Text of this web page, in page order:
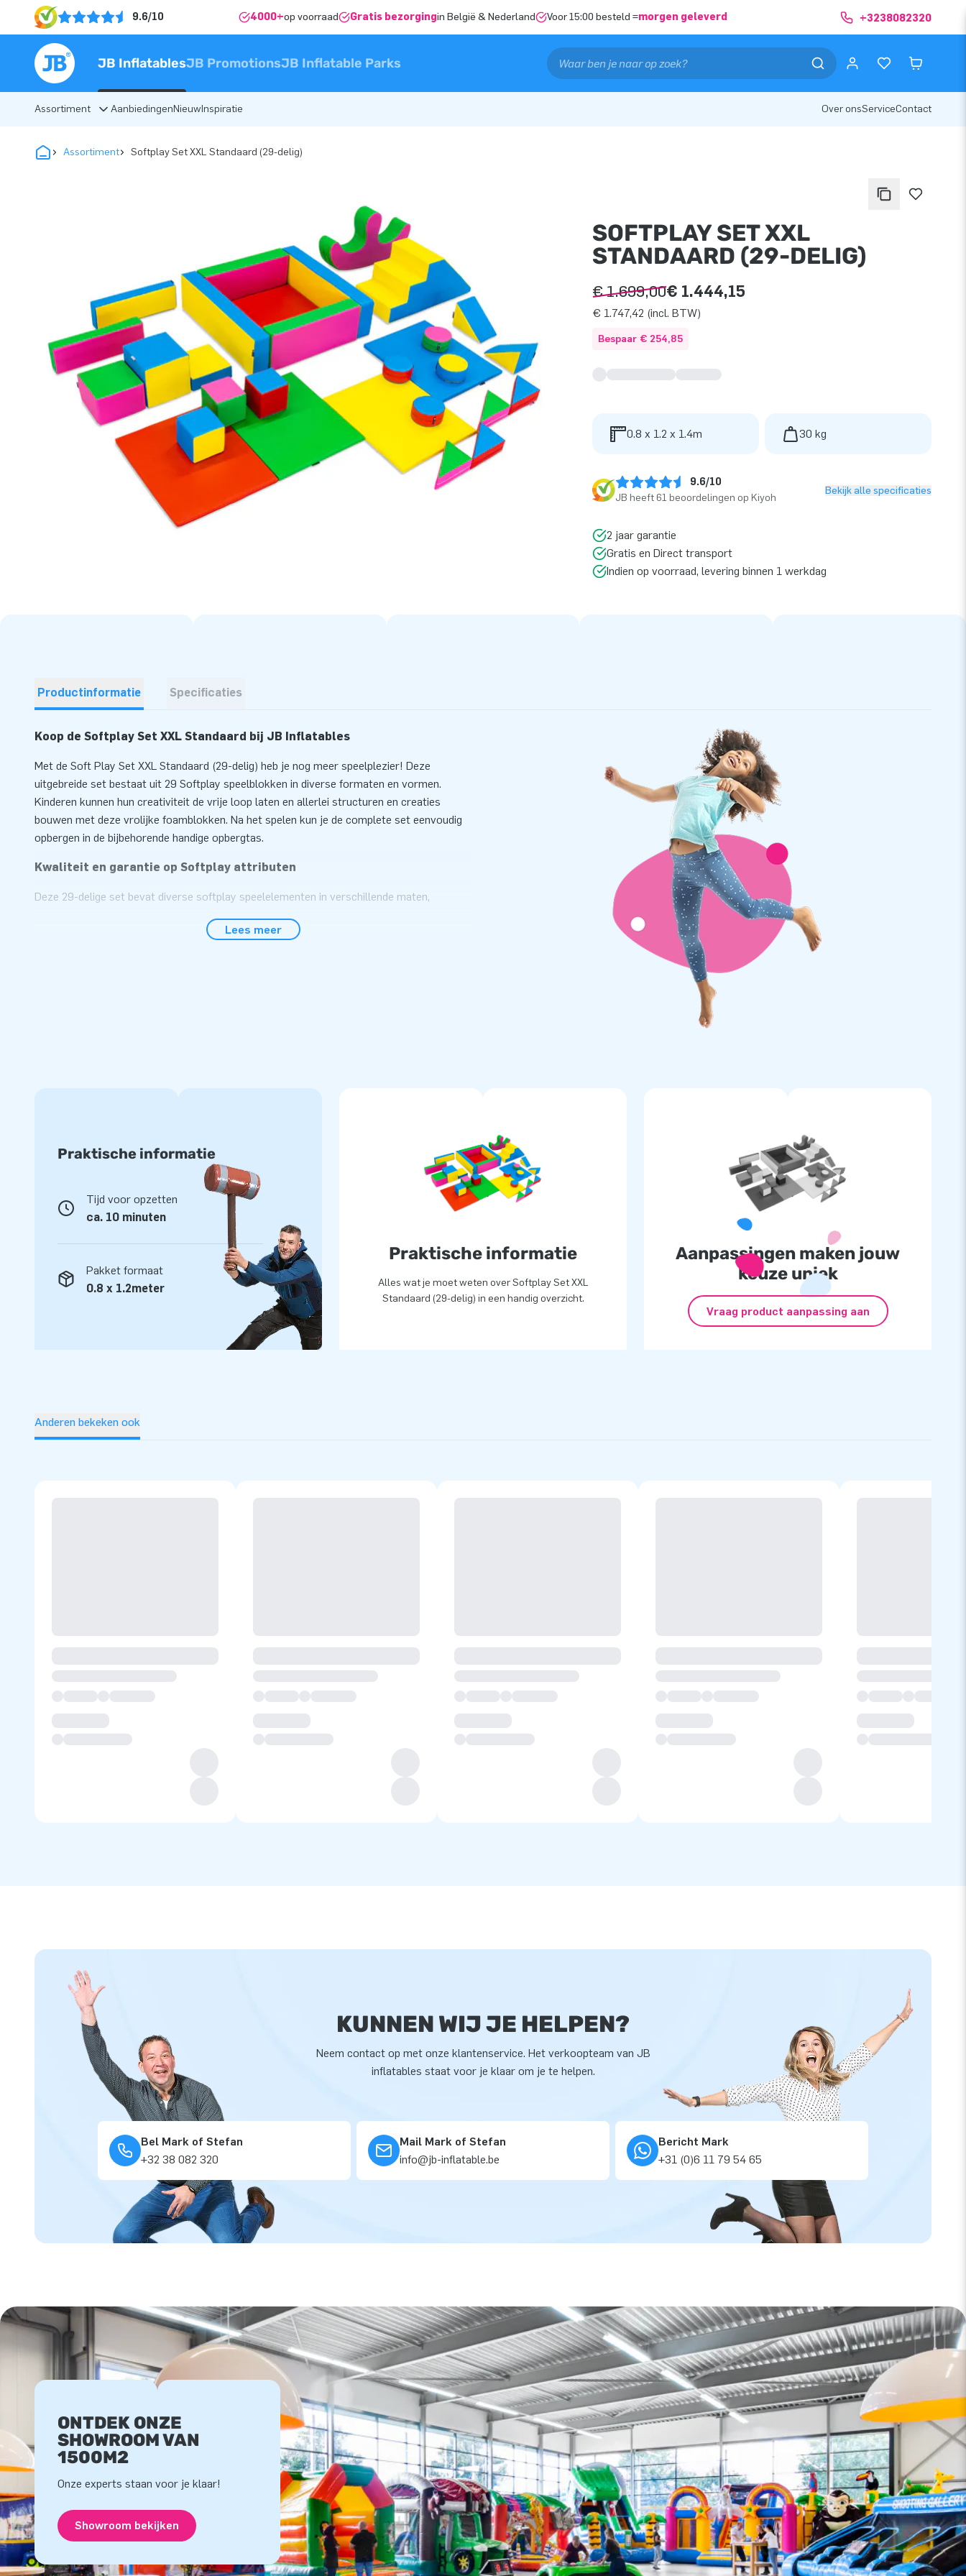
9.6/10 4000+op voorraad Gratis bezorgingin België & Nederland Voor 15:00 besteld =morgen geleverd +3238082320
JB InflatablesJB PromotionsJB Inflatable Parks
Assortiment AanbiedingenNieuwInspiratie Over onsServiceContact
Assortiment Softplay Set XXL Standaard (29-delig)
SOFTPLAY SET XXL
STANDAARD (29-DELIG)
€ 1.699,00€ 1.444,15
€ 1.747,42 (incl. BTW)
Bespaar € 254,85
0.8 x 1.2 x 1.4m 30 kg
9.6/10
JB heeft 61 beoordelingen op Kiyoh
Bekijk alle specificaties
2 jaar garantie
Gratis en Direct transport
Indien op voorraad, levering binnen 1 werkdag
Productinformatie Specificaties
Koop de Softplay Set XXL Standaard bij JB Inflatables
Met de Soft Play Set XXL Standaard (29-delig) heb je nog meer speelplezier! Deze
uitgebreide set bestaat uit 29 Softplay speelblokken in diverse formaten en vormen.
Kinderen kunnen hun creativiteit de vrije loop laten en allerlei structuren en creaties
bouwen met deze vrolijke foamblokken. Na het spelen kun je de complete set eenvoudig
opbergen in de bijbehorende handige opbergtas.
Kwaliteit en garantie op Softplay attributen
Deze 29-delige set bevat diverse softplay speelelementen in verschillende maten,
hechten waarde aan kwaliteit en eenvoudig onderhoud, zodat de Softplay materialen lang
Lees meer
Praktische informatie
Tijd voor opzetten
ca. 10 minuten
Pakket formaat
0.8 x 1.2meter
Praktische informatie
Alles wat je moet weten over Softplay Set XXL
Standaard (29-delig) in een handig overzicht.
Aanpassingen maken jouw
keuze uniek
Vraag product aanpassing aan
Anderen bekeken ook
KUNNEN WIJ JE HELPEN?
Neem contact op met onze klantenservice. Het verkoopteam van JB
inflatables staat voor je klaar om je te helpen.
Bel Mark of Stefan
+32 38 082 320
Mail Mark of Stefan
info@jb-inflatable.be
Bericht Mark
+31 (0)6 11 79 54 65
ONTDEK ONZE
SHOWROOM VAN
1500M2
Onze experts staan voor je klaar!
Showroom bekijken